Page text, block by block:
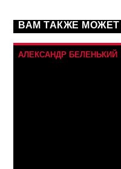
ВАМ ТАКЖЕ
АЛЕКСАНДР БЕЛЕНЬКИЙ